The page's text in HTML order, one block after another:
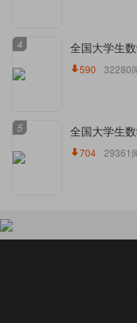
4 全国大学生
590 32280
5 全国大学生
704 29361